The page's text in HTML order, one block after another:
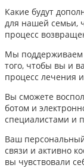
Какие будут
для нашей семьи,
процесс
Мы поддерживаем
того, чтобы вы и
процесс лечения
Вы сможете
ботом и
специалистами и
Ваш
связи и активно
вы чувствовали